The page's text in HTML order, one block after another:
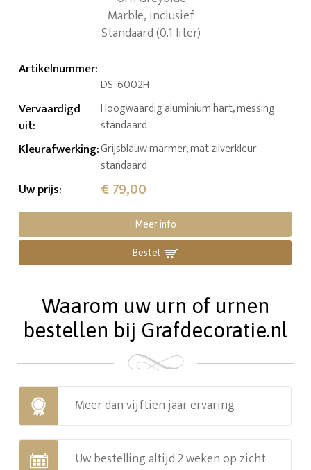
Artikelnummer:
DS-6002H
Vervaardigd
uit:
Hoogwaardig aluminium hart, messing
standaard
Kleurafwerking:Grijsblauw marmer, mat zilverkleur
standaard
Uw prijs: € 79,00
Meer info
Bestel
Waarom uw urn of urnen
bestellen bij Grafdecoratie.nl
Meer dan vijftien jaar ervaring
Uw bestelling altijd 2 weken op zicht